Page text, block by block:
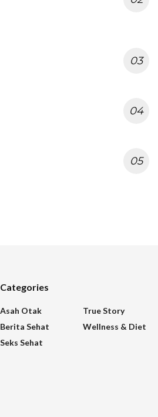
Categories
Asah Otak
Berita Sehat
Seks Sehat
True Story
Wellness & Diet